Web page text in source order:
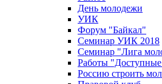
День молодежи
УИК
Форум "Байкал"
Семинар УИК 2018
Семинар "Лига
Работы
Россию строить